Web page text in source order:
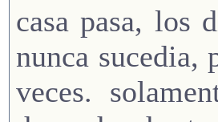
casa pasa, los
nunca sucedia,
veces.